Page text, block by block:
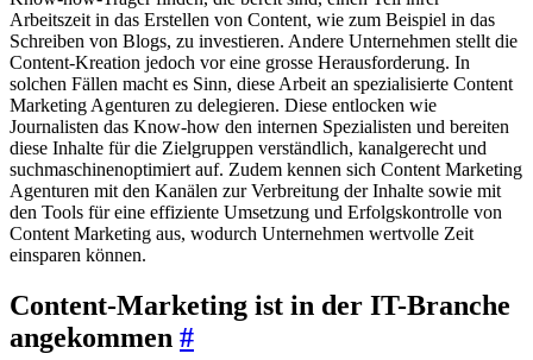
Arbeitszeit in das Erstellen von Content, wie zum Beispiel in das
Schreiben von Blogs, zu investieren. Andere Unternehmen stellt die
Content-Kreation jedoch vor eine grosse Herausforderung. In
solchen Fällen macht es Sinn, diese Arbeit an spezialisierte Content
Marketing Agenturen zu delegieren. Diese entlocken wie
Journalisten das Know-how den internen Spezialisten und bereiten
diese Inhalte für die Zielgruppen verständlich, kanalgerecht und
suchmaschinenoptimiert auf. Zudem kennen sich Content Marketing
Agenturen mit den Kanälen zur Verbreitung der Inhalte sowie mit
den Tools für eine effiziente Umsetzung und Erfolgskontrolle von
Content Marketing aus, wodurch Unternehmen wertvolle Zeit
einsparen können.
Content-Marketing ist in der IT-Branche
angekommen #